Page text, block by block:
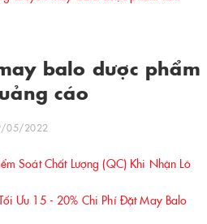
balo dược phẩm
cáo
05/2022
Soát Chất Lượng (QC) Khi Nhận Lô
Ưu 15 - 20% Chi Phí Đặt May Balo